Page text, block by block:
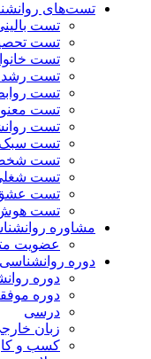
تست‌های
تست
تست
تست
تست
تست
تست
تست
تست سبک
تست
تست
تست عشق
تست
مشاوره
عضویت
دوره روانشناسی
دوره
دوره
درسی
زبان
کسب و